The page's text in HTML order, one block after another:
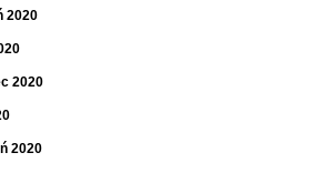
2020
2020
2020